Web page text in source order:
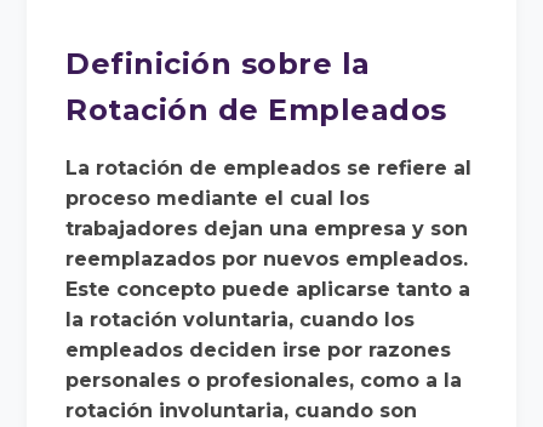
Definición sobre la
Rotación de Empleados
La rotación de empleados se refiere al
proceso mediante el cual los
trabajadores dejan una empresa y son
reemplazados por nuevos empleados.
Este concepto puede aplicarse tanto a
la rotación voluntaria, cuando los
empleados deciden irse por razones
personales o profesionales, como a la
rotación involuntaria, cuando son